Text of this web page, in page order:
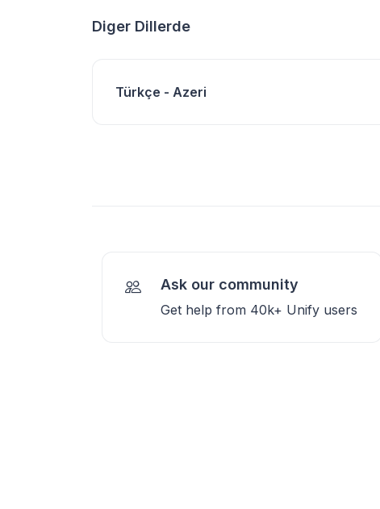
Diger Dillerde
Türkçe - Azeri
Ask our community
Get help from 40k+ Unify users